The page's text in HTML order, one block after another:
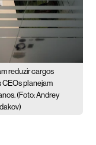
reduzir cargos
CEOs planejam
(Foto: Andrey